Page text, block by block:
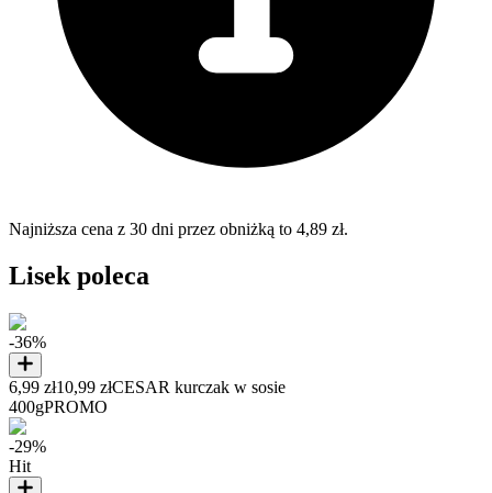
Najniższa cena z 30 dni przez obniżką to 4,89 zł.
Lisek poleca
-36%
6,99 zł10,99 złCESAR kurczak w sosie
400gPROMO
-29%
Hit